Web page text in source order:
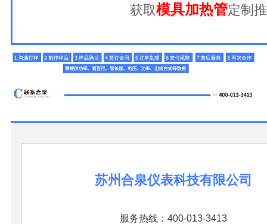
获取模具加热管定制
苏州合泉仪表科技有限公司
服务热线：400-013-3413